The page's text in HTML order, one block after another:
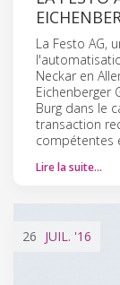
La Festo AG,
Neckar en
Eichenberger
Burg dans le
transaction
compétentes
Lire la suite…
26 JUIL. '16